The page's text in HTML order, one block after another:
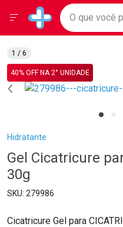
DrogariasBaixe nosso APP e
Ir direto para a home
pela
Ir direto para o conteúdo
Ir direto para a busca
Ir direto para a conta
Ir direto para a ajuda
Ir direto para a
Ir direto para o carrinho
Faça a sua busca
O que você
Menu
Breadcrumb
Hidratante
Gel Cicatricure
30g
279986
Cicatricure Gel para
40% OFF NA 2° UNIDADE
1 / 6